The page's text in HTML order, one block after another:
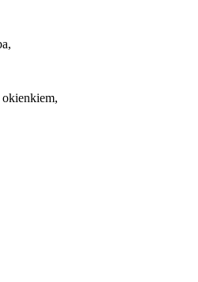
okienkiem,